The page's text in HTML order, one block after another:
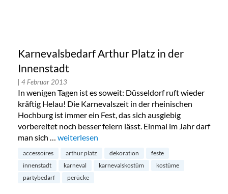
Karnevalsbedarf Arthur Platz in der
Innenstadt
| 4 Februar 2013
In wenigen Tagen ist es soweit: Düsseldorf ruft wieder
kräftig Helau! Die Karnevalszeit in der rheinischen
Hochburg ist immer ein Fest, das sich ausgiebig
vorbereitet noch besser feiern lässt. Einmal im Jahr darf
man sich … „Karnevalsbedarf Arthur Platz in der Innenstadt“
weiterlesen
accessoires arthur platz dekoration
feste
innenstadt
karneval karnevalskostüm
kostüme
partybedarf
perücke